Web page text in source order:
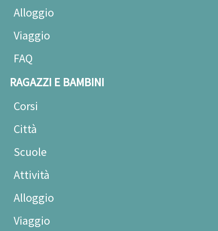
Alloggio
Viaggio
FAQ
RAGAZZI E BAMBINI
Corsi
Città
Scuole
Attività
Alloggio
Viaggio